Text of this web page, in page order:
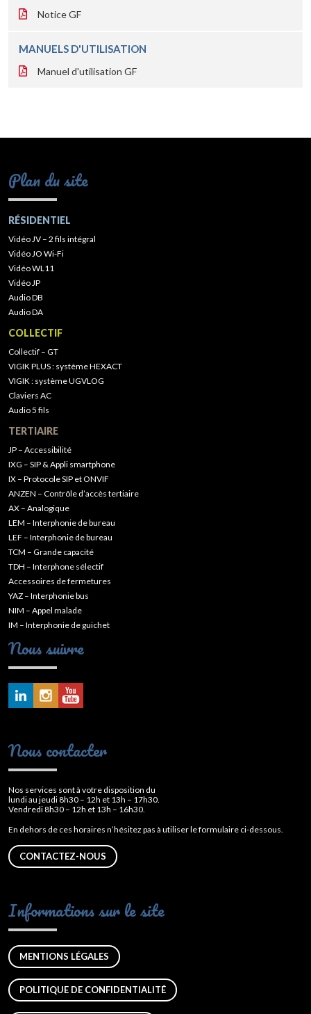
Notice GF
MANUELS D'UTILISATION
Manuel d'utilisation GF
Plan du site
RÉSIDENTIEL
Vidéo JV – 2 fils intégral
Vidéo JO Wi-Fi
Vidéo WL11
Vidéo JP
Audio DB
Audio DA
COLLECTIF
Collectif – GT
VIGIK PLUS : système HEXACT
VIGIK : système UGVLOG
Claviers AC
Audio 5 fils
TERTIAIRE
JP – Accessibilité
IXG – SIP & Appli smartphone
IX – Protocole SIP et ONVIF
ANZEN – Contrôle d’accès tertiaire
AX – Analogique
LEM – Interphonie de bureau
LEF – Interphonie de bureau
TCM – Grande capacité
TDH – Interphone sélectif
Accessoires de fermetures
YAZ – Interphonie bus
NIM – Appel malade
IM – Interphonie de guichet
Nous suivre
Nous contacter
Nos services sont à votre disposition du
lundi au jeudi 8h30 – 12h et 13h – 17h30.
Vendredi 8h30 – 12h et 13h – 16h30.
En dehors de ces horaires n’hésitez pas à utiliser le formulaire ci-dessous.
CONTACTEZ-NOUS
Informations sur le site
MENTIONS LÉGALES
POLITIQUE DE CONFIDENTIALITÉ